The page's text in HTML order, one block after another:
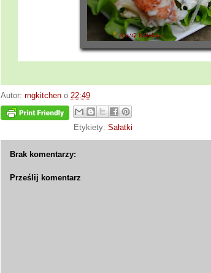
Autor: rngkitchen o 22:49
Etykiety: Sałatki
Brak komentarzy:
Prześlij komentarz